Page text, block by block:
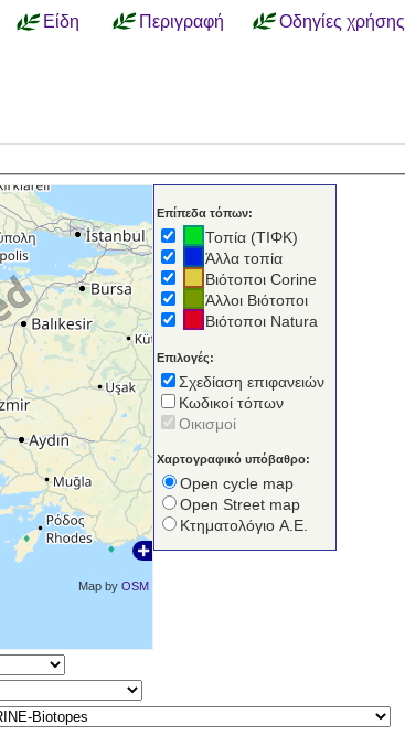
Είδη Περιγραφή Οδηγίες χρήσης
Map byOSM
Επίπεδα τόπων:
Τοπία (ΤΙΦΚ)
Άλλα τοπία
Βιότοποι Corine
Άλλοι Βιότοποι
Βιότοποι Natura
Επιλογές:
Σχεδίαση επιφανειών
Κωδικοί τόπων
Οικισμοί
Χαρτογραφικό υπόβαθρο:
Open cycle map
Open Street map
Κτηματολόγιο Α.Ε.